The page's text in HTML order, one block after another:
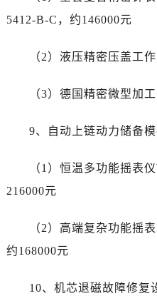
5412-B-C，约146000元
（2）液压精密压盖工
（3）德国精密微型加
9、自动上链动力储备
（1）恒温多功能摇表
216000元
（2）高端复杂功能摇
约168000元
10、机芯退磁故障修复